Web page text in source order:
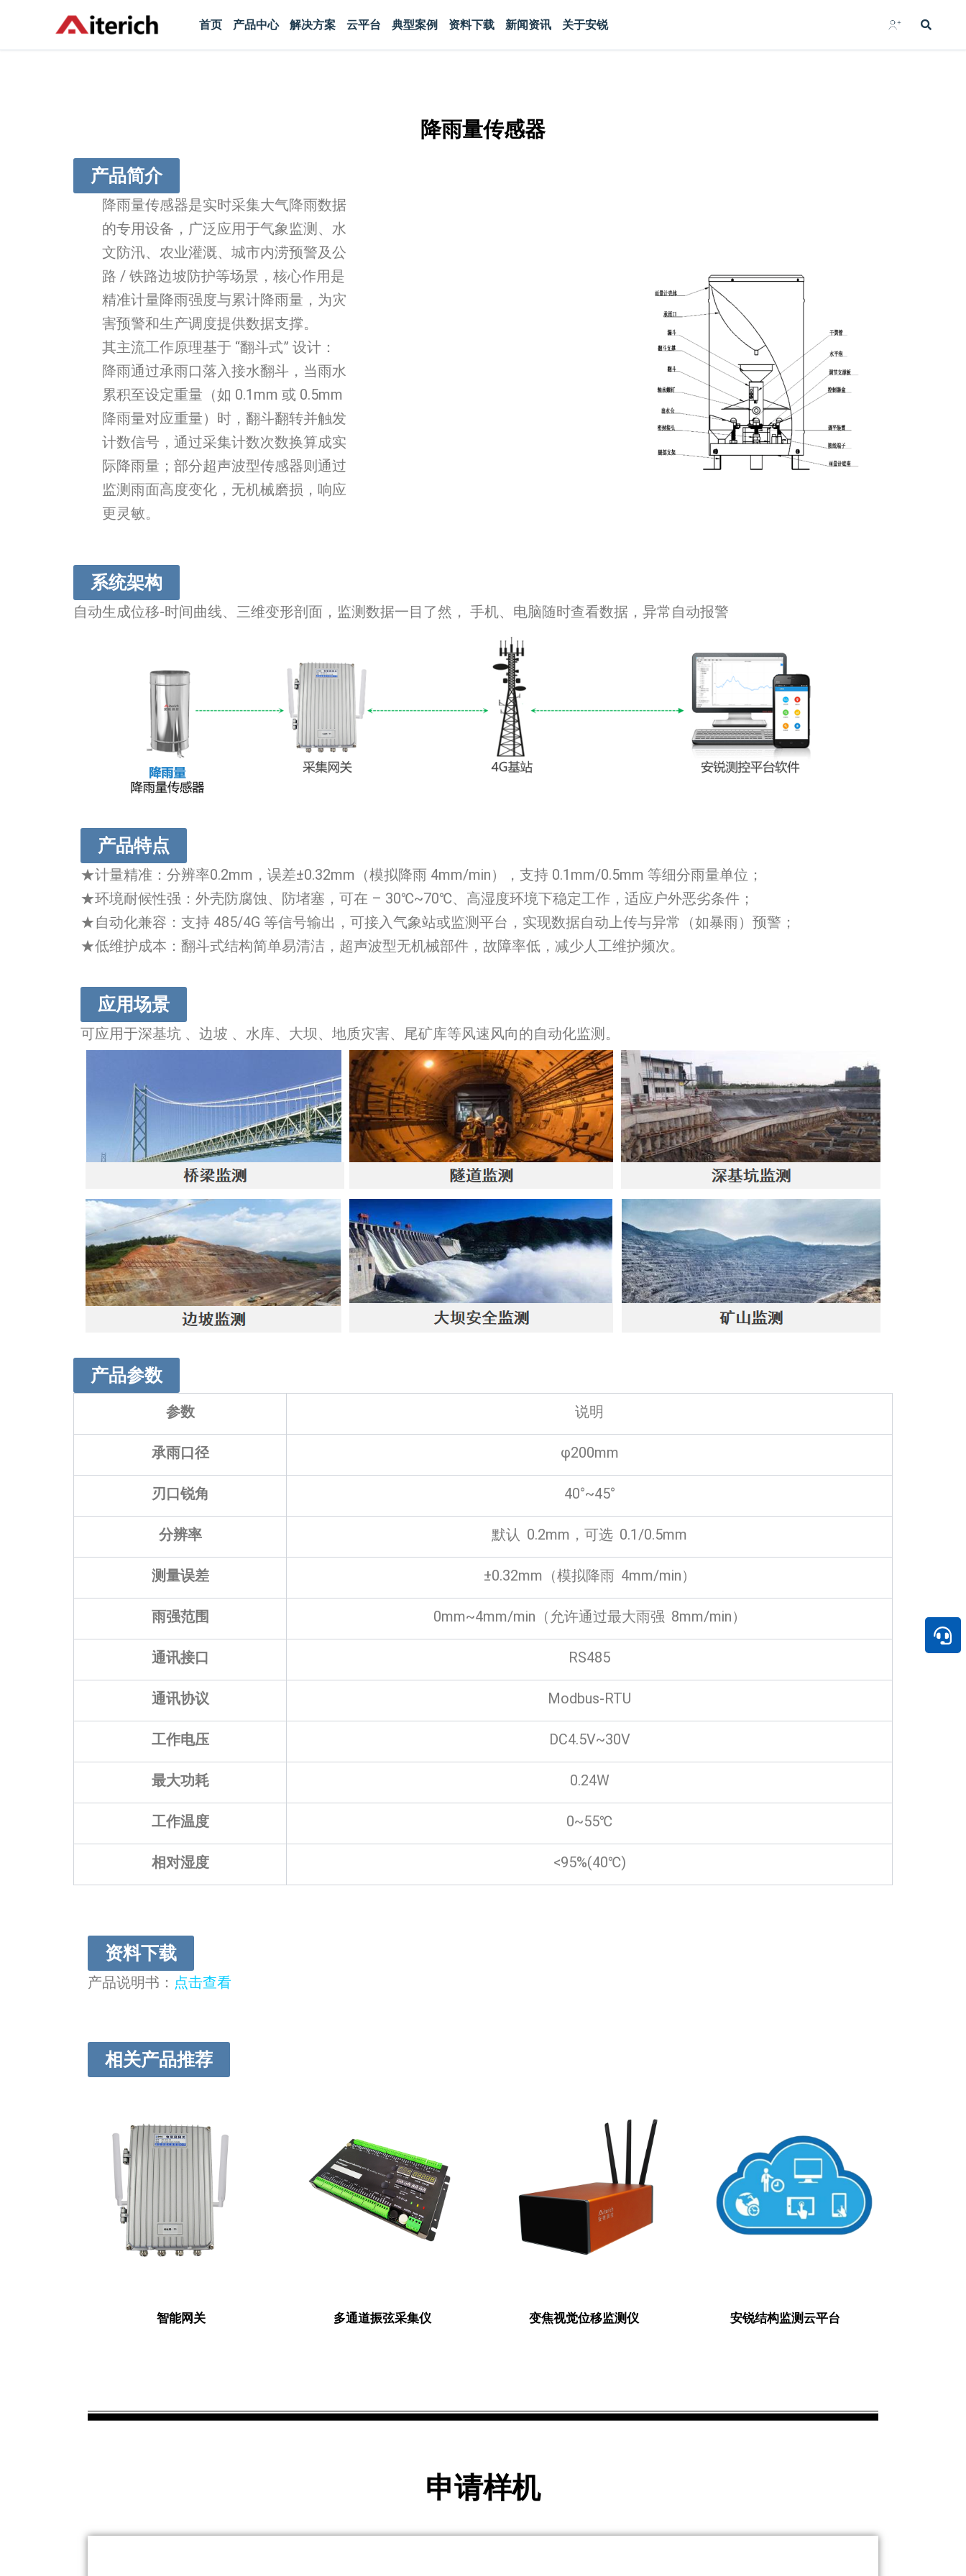
内
首页 产品中心 解决方案 云平台 典型案例 资料下载 新闻资讯 关于安锐
降雨量传感器
产品简介
降雨量传感器是实时采集大气降雨数据
的专用设备，广泛应用于气象监测、水
文防汛、农业灌溉、城市内涝预警及公
路 / 铁路边坡防护等场景，核心作用是
精准计量降雨强度与累计降雨量，为灾
害预警和生产调度提供数据支撑。
其主流工作原理基于 “翻斗式” 设计：
降雨通过承雨口落入接水翻斗，当雨水
累积至设定重量（如 0.1mm 或 0.5mm
降雨量对应重量）时，翻斗翻转并触发
计数信号，通过采集计数次数换算成实
际降雨量；部分超声波型传感器则通过
监测雨面高度变化，无机械磨损，响应
更灵敏。
系统架构
自动生成位移-时间曲线、三维变形剖面，监测数据一目了然， 手机、电脑随时查看数据，异常自动报警
产品特点
★计量精准：分辨率0.2mm，误差±0.32mm（模拟降雨 4mm/min），支持 0.1mm/0.5mm 等细分雨量单位；
★环境耐候性强：外壳防腐蚀、防堵塞，可在 – 30℃~70℃、高湿度环境下稳定工作，适应户外恶劣条件；
★自动化兼容：支持 485/4G 等信号输出，可接入气象站或监测平台，实现数据自动上传与异常（如暴雨）预警；
★低维护成本：翻斗式结构简单易清洁，超声波型无机械部件，故障率低，减少人工维护频次。
应用场景
可应用于深基坑 、边坡 、水库、大坝、地质灾害、尾矿库等风速风向的自动化监测。
产品参数
参数 说明
承雨口径 φ200mm
刃口锐角 40°~45°
分辨率 默认 0.2mm，可选 0.1/0.5mm
测量误差 ±0.32mm（模拟降雨 4mm/min）
雨强范围 0mm~4mm/min（允许通过最大雨强 8mm/min）
通讯接口 RS485
通讯协议 Modbus-RTU
工作电压 DC4.5V~30V
最大功耗 0.24W
工作温度 0~55℃
相对湿度 <95%(40℃)
资料下载
产品说明书： 点击查看
相关产品推荐
智能网关 多通道振弦采集仪 变焦视觉位移监测仪 安锐结构监测云平台
申请样机